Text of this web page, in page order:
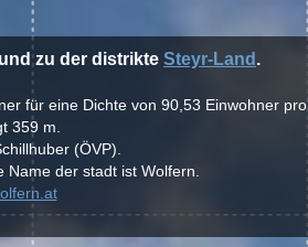
und zu der distrikte Steyr-Land .
für eine Dichte von 90,53 Einwohner pro
359 m.
(ÖVP).
der stadt ist Wolfern.